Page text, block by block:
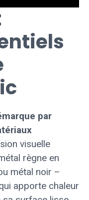
par
visuelle
règne en
métal noir –
apporte chaleur